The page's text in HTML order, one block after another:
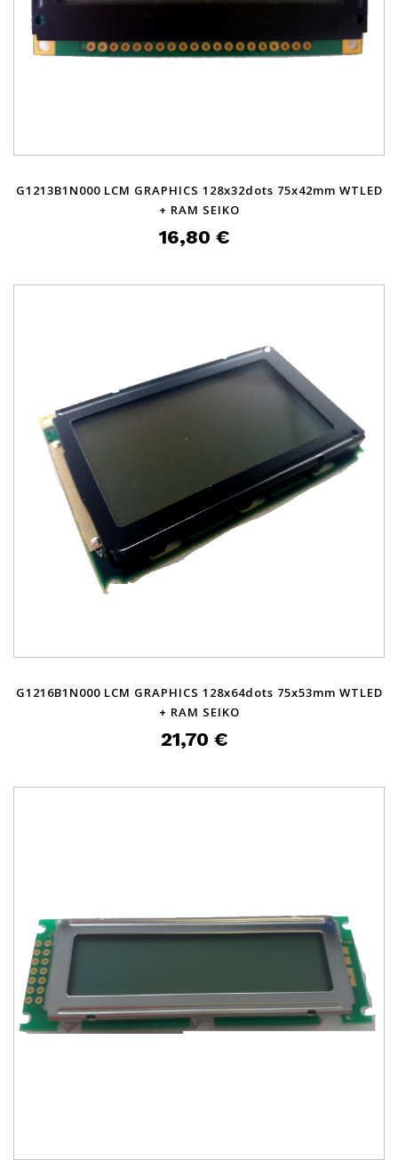
G1213B1N000 LCM GRAPHICS 128x32dots 75x42mm WTLED
+ RAM SEIKO
16,80 €
G1216B1N000 LCM GRAPHICS 128x64dots 75x53mm WTLED
+ RAM SEIKO
21,70 €